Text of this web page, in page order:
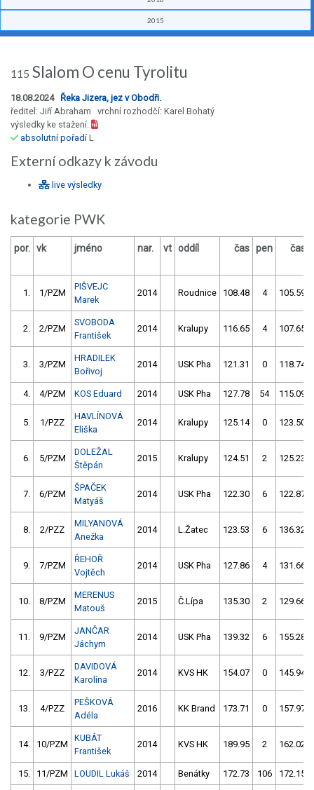
2015
115 Slalom O cenu Tyrolitu
18.08.2024 Řeka Jizera, jez v Obodři.
ředitel: Jiří Abraham vrchní rozhodčí: Karel Bohatý
výsledky ke stažení:
absolutní pořadíL
Externí odkazy k závodu
live výsledky
kategorie PWK
por. vk jméno nar. vt oddíl čas pen čas
1. 1/PZM
PIŠVEJC
Marek
2014 Roudnice 108.48 4 105.59
2. 2/PZM
SVOBODA
František
2014 Kralupy 116.65 4 107.65
3. 3/PZM
HRADILEK
Bořivoj
2014 USK Pha 121.31 0 118.74
4. 4/PZM KOS Eduard 2014 USK Pha 127.78 54 115.09
5. 1/PZZ
HAVLÍNOVÁ
Eliška
2014 Kralupy 125.14 0 123.50
6. 5/PZM
DOLEŽAL
Štěpán
2015 Kralupy 124.51 2 125.23
7. 6/PZM
ŠPAČEK
Matyáš
2014 USK Pha 122.30 6 122.87
8. 2/PZZ
MILYANOVÁ
Anežka
2014 L.Žatec 123.53 6 136.32
9. 7/PZM
ŘEHOŘ
Vojtěch
2014 USK Pha 127.86 4 131.66
10. 8/PZM
MERENUS
Matouš
2015 Č.Lípa 135.30 2 129.66
11. 9/PZM
JANČAR
Jáchym
2014 USK Pha 139.32 6 155.28
12. 3/PZZ
DAVIDOVÁ
Karolína
2014 KVS HK 154.07 0 145.94
13. 4/PZZ
PEŠKOVÁ
Adéla
2016 KK Brand 173.71 0 157.97
14. 10/PZM
KUBÁT
František
2014 KVS HK 189.95 2 162.02
15. 11/PZM LOUDIL Lukáš 2014 Benátky 172.73 106 172.15